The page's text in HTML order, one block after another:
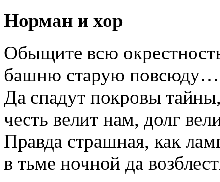
Норман и хор
Обыщите всю
башню старую повсюду…
Да спадут покровы
честь велит нам, долг
Правда страшная, как
в тьме ночной да